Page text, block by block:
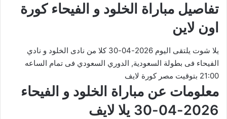
تفاصيل مباراة الخلود و الفيحاء كورة
اون لاين
يلا شوت يلتقى اليوم 2026-04-30 كلا من نادى الخلود و نادي
الفيحاء فى بطولة السعودية, الدوري السعودي فى تمام الساعه
21:00 بتوقيت مصر كورة لايف
معلومات عن مباراة الخلود و الفيحاء
2026-04-30 يلا لايف